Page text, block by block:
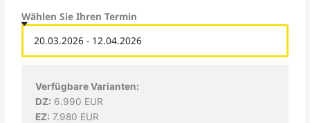
Wählen Sie Ihren Termin
Verfügbare Varianten:
DZ: 6.990 EUR
EZ: 7.980 EUR